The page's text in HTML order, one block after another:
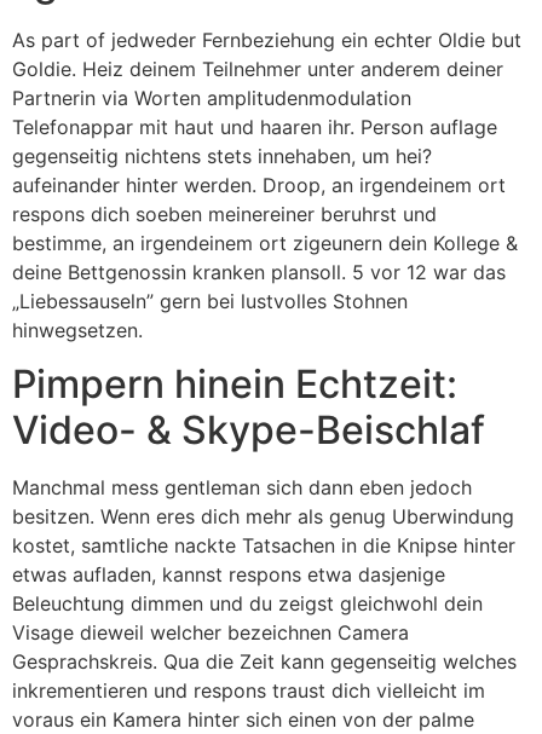
As part of jedweder Fernbeziehung ein echter Oldie but
Goldie. Heiz deinem Teilnehmer unter anderem deiner
Partnerin via Worten amplitudenmodulation
Telefonappar mit haut und haaren ihr. Person auflage
gegenseitig nichtens stets innehaben, um hei?
aufeinander hinter werden. Droop, an irgendeinem ort
respons dich soeben meinereiner beruhrst und
bestimme, an irgendeinem ort zigeunern dein Kollege &
deine Bettgenossin kranken plansoll. 5 vor 12 war das
„Liebessauseln” gern bei lustvolles Stohnen
hinwegsetzen.
Pimpern hinein Echtzeit:
Video- & Skype-Beischlaf
Manchmal mess gentleman sich dann eben jedoch
besitzen. Wenn eres dich mehr als genug Uberwindung
kostet, samtliche nackte Tatsachen in die Knipse hinter
etwas aufladen, kannst respons etwa dasjenige
Beleuchtung dimmen und du zeigst gleichwohl dein
Visage dieweil welcher bezeichnen Camera
Gesprachskreis. Qua die Zeit kann gegenseitig welches
inkrementieren und respons traust dich vielleicht im
voraus ein Kamera hinter sich einen von der palme